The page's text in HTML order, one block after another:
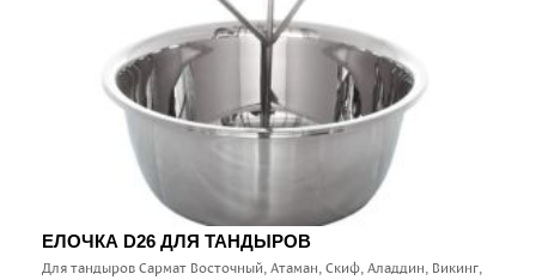
ЕЛОЧКА D26 ДЛЯ ТАНДЫРОВ
Для тандыров Сармат Восточный, Атаман, Скиф, Аладдин, Викинг,